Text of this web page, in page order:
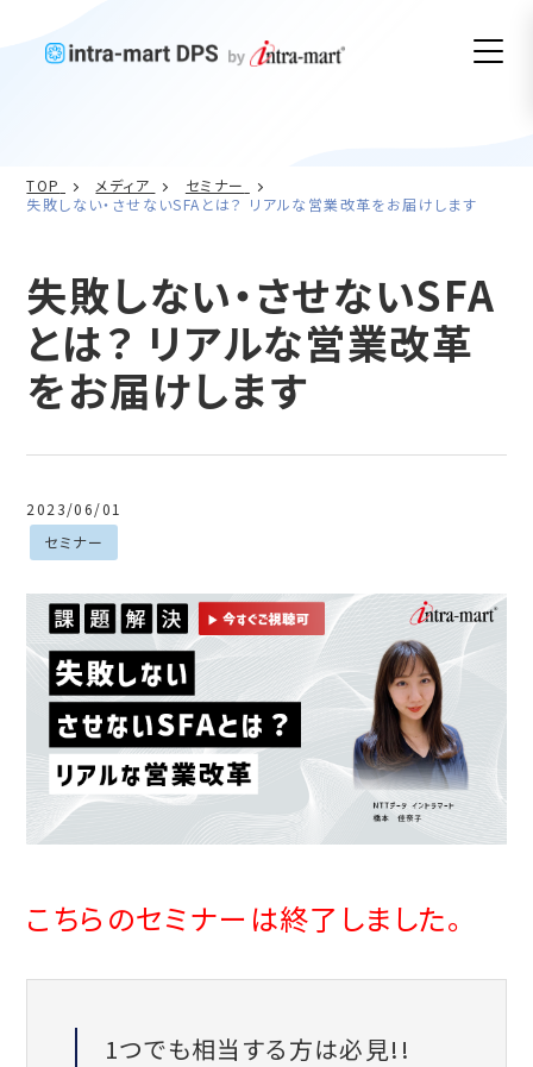
TOP メディア
セミナー
失敗しない・させないSFAとは？ リアルな営業改革をお届けします
失敗しない・させないSFA
とは？ リアルな営業改革
をお届けします
2023/06/01
セミナー
こちらのセミナーは終了しました。
1つでも相当する方は必見!!